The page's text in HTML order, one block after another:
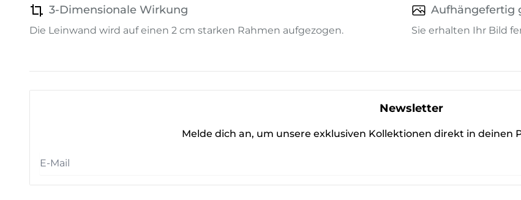
3-Dimensionale Wirkung
Die Leinwand wird auf einen 2 cm starken Rahmen aufgezogen.
Aufhängefertig
Sie erhalten Ihr Bild
Newsletter
Melde dich an, um unsere exklusiven Kollektionen direkt in deinen